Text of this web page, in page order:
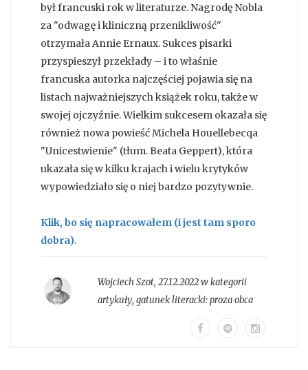
był francuski rok w literaturze. Nagrodę Nobla
za "odwagę i kliniczną przenikliwość"
otrzymała Annie Ernaux. Sukces pisarki
przyspieszył przekłady – i to właśnie
francuska autorka najczęściej pojawia się na
listach najważniejszych książek roku, także w
swojej ojczyźnie. Wielkim sukcesem okazała się
również nowa powieść Michela Houellebecqa
"Unicestwienie" (tłum. Beata Geppert), która
ukazała się w kilku krajach i wielu krytyków
wypowiedziało się o niej bardzo pozytywnie.
Klik, bo się napracowałem (i jest tam sporo
dobra).
Wojciech Szot, 27.12.2022 w kategorii
artykuły, gatunek literacki:proza obca